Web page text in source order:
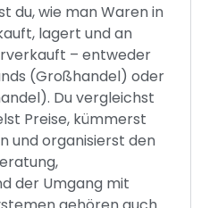
du, wie man Waren in
lagert und an
– entweder
(Großhandel) oder
Du vergleichst
Preise, kümmerst
und organisierst den
der Umgang mit